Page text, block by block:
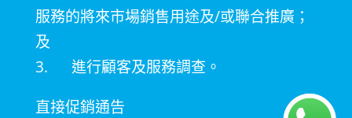
服務的將來市場銷售用途及/或聯合推廣；
及
3. 進行顧客及服務調查。
直接促銷通告